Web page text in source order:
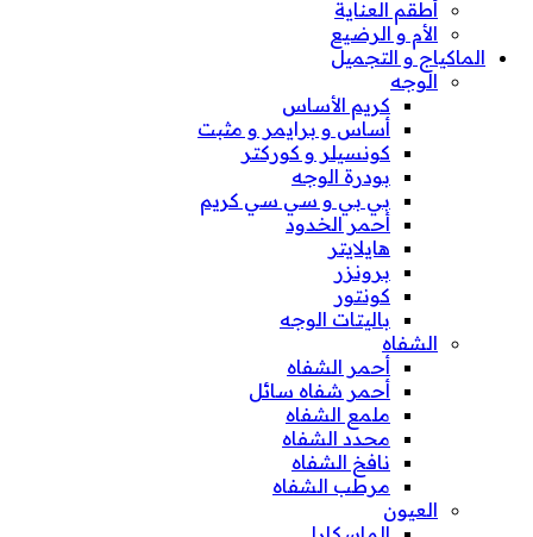
أطقم العناية
الأم و الرضيع
الماكياج و التجميل
الوجه
كريم الأساس
أساس و برايمر و مثبت
كونسيلر و كوركتر
بودرة الوجه
بي بي و سي سي كريم
أحمر الخدود
هايلايتر
برونزر
كونتور
باليتات الوجه
الشفاه
أحمر الشفاه
أحمر شفاه سائل
ملمع الشفاه
محدد الشفاه
نافخ الشفاه
مرطب الشفاه
العيون